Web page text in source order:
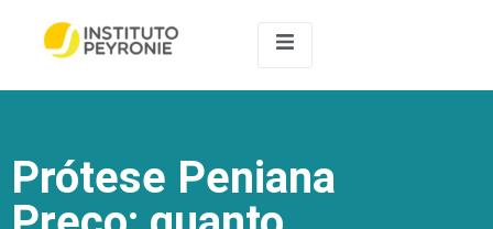
Prótese Peniana